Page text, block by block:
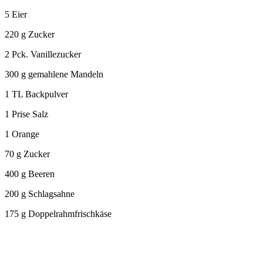
5 Eier
220 g Zucker
2 Pck. Vanillezucker
300 g gemahlene Mandeln
1 TL Backpulver
1 Prise Salz
1 Orange
70 g Zucker
400 g Beeren
200 g Schlagsahne
175 g Doppelrahmfrischkäse